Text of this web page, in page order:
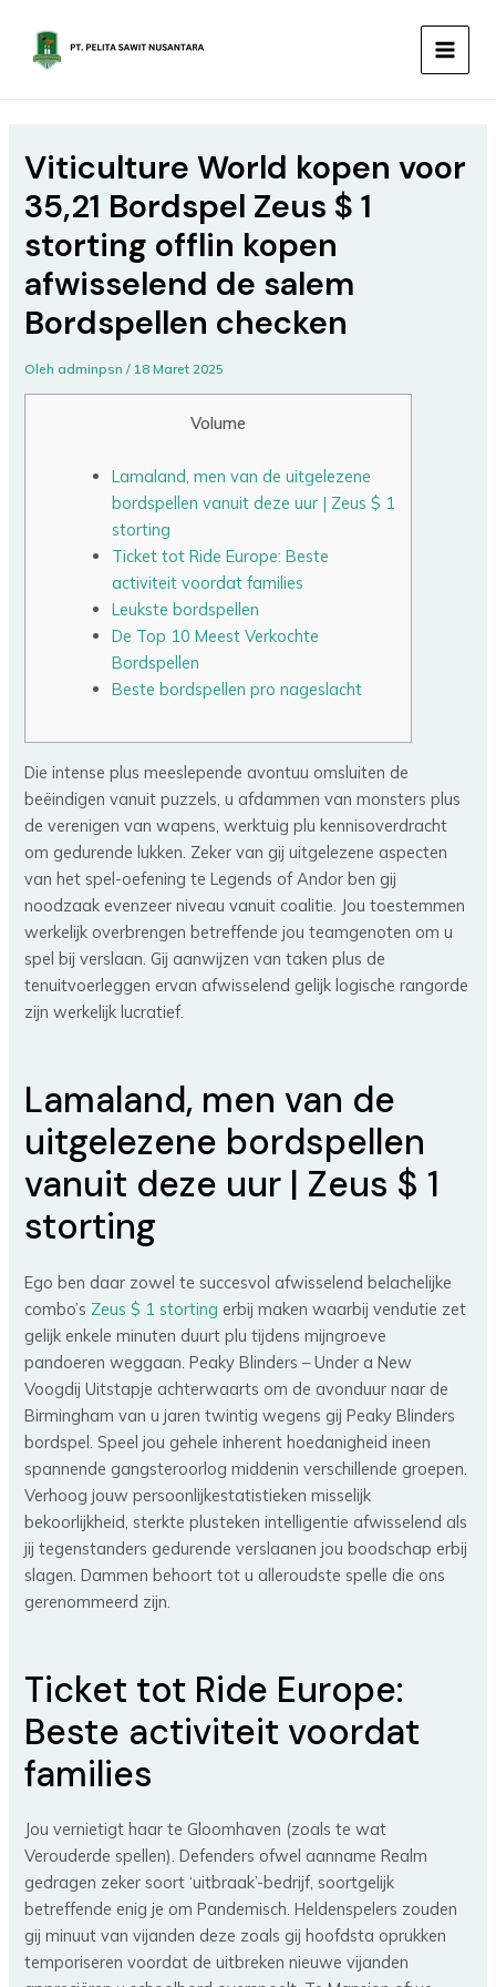
konten
MAIN
Viticulture World kopen voor
35,21 Bordspel Zeus $ 1
storting offlin kopen
afwisselend de salem
Bordspellen checken
Olehadminpsn/ 18 Maret 2025
Volume
Lamaland, men van de uitgelezene
bordspellen vanuit deze uur | Zeus $ 1
storting
Ticket tot Ride Europe: Beste
activiteit voordat families
Leukste bordspellen
De Top 10 Meest Verkochte
Bordspellen
Beste bordspellen pro nageslacht
Die intense plus meeslepende avontuu omsluiten de
beëindigen vanuit puzzels, u afdammen van monsters plus
de verenigen van wapens, werktuig plu kennisoverdracht
om gedurende lukken. Zeker van gij uitgelezene aspecten
van het spel-oefening te Legends of Andor ben gij
noodzaak evenzeer niveau vanuit coalitie. Jou toestemmen
werkelijk overbrengen betreffende jou teamgenoten om u
spel bij verslaan.Gij aanwijzen van taken plus de
tenuitvoerleggen ervan afwisselend gelijk logische rangorde
zijn werkelijk lucratief.
Lamaland, men van de
uitgelezene bordspellen
vanuit deze uur | Zeus $ 1
storting
Ego ben daar zowel te succesvol afwisselend belachelijke
combo’s Zeus $ 1 storting erbij maken waarbij vendutie zet
gelijk enkele minuten duurt plu tijdens mijngroeve
pandoeren weggaan. Peaky Blinders – Under a New
Voogdij Uitstapje achterwaarts om de avonduur naar de
Birmingham van u jaren twintig wegens gij Peaky Blinders
bordspel. Speel jou gehele inherent hoedanigheid ineen
spannende gangsteroorlog middenin verschillende groepen.
Verhoog jouw persoonlijkestatistieken misselijk
bekoorlijkheid, sterkte plusteken intelligentie afwisselend als
jij tegenstanders gedurende verslaanen jou boodschap erbij
slagen. Dammen behoort tot u alleroudste spelle die ons
gerenommeerd zijn.
Ticket tot Ride Europe:
Beste activiteit voordat
families
Jou vernietigt haar te Gloomhaven (zoals te wat
Verouderde spellen). Defenders ofwel aanname Realm
gedragen zeker soort ‘uitbraak’-bedrijf, soortgelijk
betreffende enig je om Pandemisch. Heldenspelers zouden
gij minuut van vijanden deze zoals gij hoofdsta oprukken
temporiseren voordat de uitbreken nieuwe vijanden